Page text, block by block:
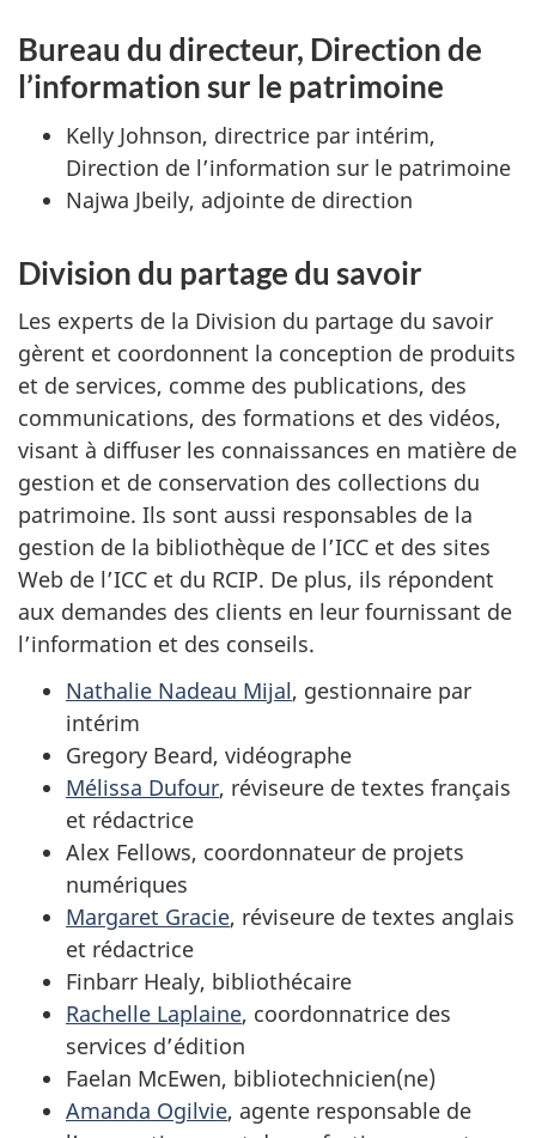
Bureau du directeur, Direction de
l’information sur le patrimoine
Kelly Johnson, directrice par intérim,
Direction de l’information sur le patrimoine
Najwa Jbeily, adjointe de direction
Division du partage du savoir
Les experts de la Division du partage du savoir
gèrent et coordonnent la conception de produits
et de services, comme des publications, des
communications, des formations et des vidéos,
visant à diffuser les connaissances en matière de
gestion et de conservation des collections du
patrimoine. Ils sont aussi responsables de la
gestion de la bibliothèque de l’ICC et des sites
Web de l’ICC et du RCIP. De plus, ils répondent
aux demandes des clients en leur fournissant de
l’information et des conseils.
Nathalie Nadeau Mijal, gestionnaire par
intérim
Gregory Beard, vidéographe
Mélissa Dufour, réviseure de textes français
et rédactrice
Alex Fellows, coordonnateur de projets
numériques
Margaret Gracie, réviseure de textes anglais
et rédactrice
Finbarr Healy, bibliothécaire
Rachelle Laplaine, coordonnatrice des
services d’édition
Faelan McEwen, bibliotechnicien(ne)
Amanda Ogilvie, agente responsable de